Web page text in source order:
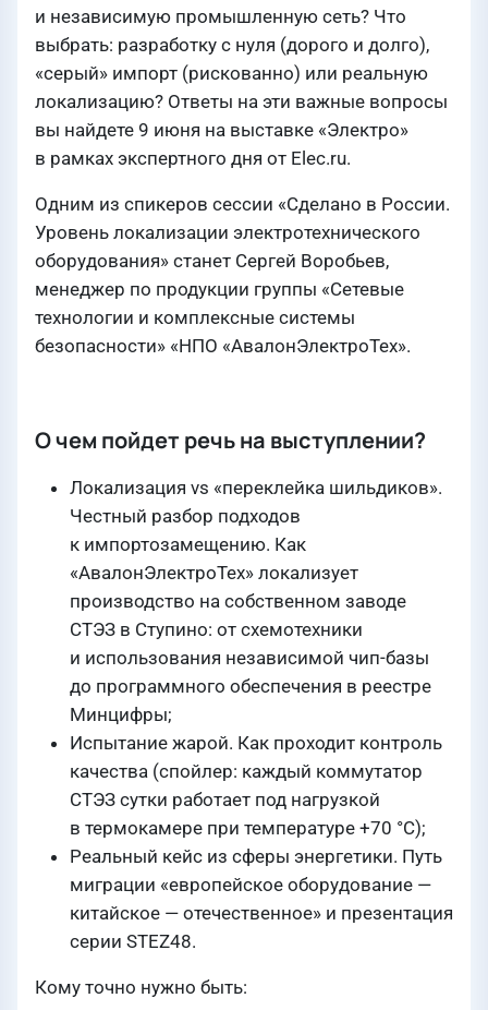
и независимую промышленную сеть? Что
выбрать: разработку с нуля (дорого и долго),
«серый» импорт (рискованно) или реальную
локализацию? Ответы на эти важные вопросы
вы найдете 9 июня на выставке «Электро»
в рамках экспертного дня от Elec.ru.
Одним из спикеров сессии «Сделано в России.
Уровень локализации электротехнического
оборудования» станет Сергей Воробьев,
менеджер по продукции группы «Сетевые
технологии и комплексные системы
безопасности» «НПО «АвалонЭлектроТех».
О чем пойдет речь на выступлении?
Локализация vs «переклейка шильдиков».
Честный разбор подходов
к импортозамещению. Как
«АвалонЭлектроТех» локализует
производство на собственном заводе
СТЭЗ в Ступино: от схемотехники
и использования независимой чип-базы
до программного обеспечения в реестре
Минцифры;
Испытание жарой. Как проходит контроль
качества (спойлер: каждый коммутатор
СТЭЗ сутки работает под нагрузкой
в термокамере при температуре +70 °C);
Реальный кейс из сферы энергетики. Путь
миграции «европейское оборудование —
китайское — отечественное» и презентация
серии STEZ48.
Кому точно нужно быть: